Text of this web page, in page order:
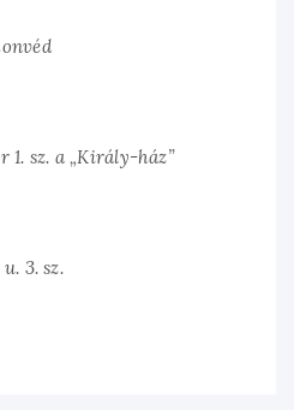
1. sz. a „Király-ház”
3. sz.